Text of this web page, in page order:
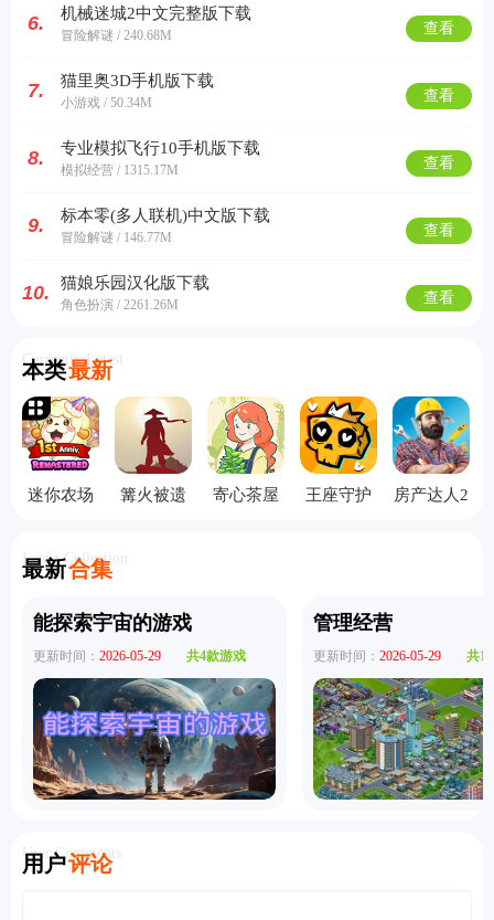
6. 机械迷城2中文完整版下载
冒险解谜 / 240.68M 查看
7. 猫里奥3D手机版下载
小游戏 / 50.34M 查看
8. 专业模拟飞行10手机版下载
模拟经营 / 1315.17M 查看
9. 标本零(多人联机)中文版下载
冒险解谜 / 146.77M 查看
10. 猫娘乐园汉化版下载
角色扮演 / 2261.26M 查看
本类最新
Currently Latest
迷你农场
篝火被遗
寄心茶屋
王座守护
房产达人2
最新合集
Latest Collection
能探索宇宙的游戏
更新时间： 2026-05-29 共4款游戏
管理经营
更新时间： 2026-05-29 共
用户评论
User Comments